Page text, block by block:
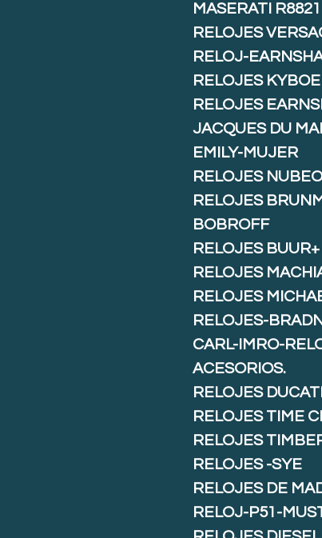
MASERATI
RELOJES
RELOJ-
RELOJES
RELOJES
JACQUES DU
EMILY-MUJER
RELOJES
RELOJES
BOBROFF
RELOJES BUUR+
RELOJES
RELOJES
RELOJES-
CARL-IMRO-
ACESORIOS.
RELOJES DUCATI
RELOJES TIME
RELOJES
RELOJES -SYE
RELOJES DE
RELOJ-P51-